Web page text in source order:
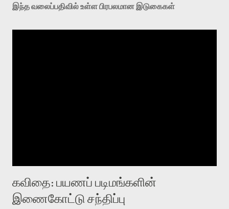
இந்த வலைப்பதிவில் உள்ள பிரபலமான இடுகைகள்
கவிதை: பயணப் படிமங்களின்
இணைகோட்டு சந்திப்பு